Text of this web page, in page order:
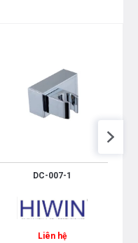
DC-007-1
Liên hệ